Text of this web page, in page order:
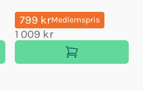
799 krMedlemspris
1 009 kr